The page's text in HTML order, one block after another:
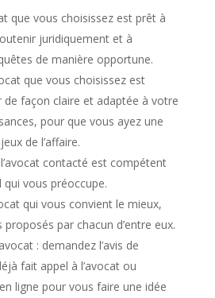
que vous choisissez est prêt à
juridiquement et à
de manière opportune.
que vous choisissez est
de façon claire et adaptée à votre
pour que vous ayez une
de l’affaire.
contacté est compétent
qui vous préoccupe.
qui vous convient le mieux,
par chacun d’entre eux.
: demandez l’avis de
fait appel à l’avocat ou
ligne pour vous faire une idée